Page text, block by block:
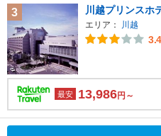
3 川越プリンスホ
エリア： 川越
最安 13,986円～